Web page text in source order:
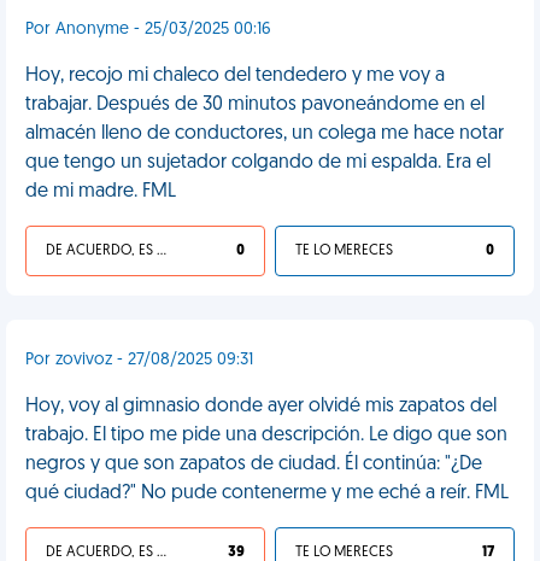
Por Anonyme - 25/03/2025 00:16
Hoy, recojo mi chaleco del tendedero y me voy a
trabajar. Después de 30 minutos pavoneándome en el
almacén lleno de conductores, un colega me hace notar
que tengo un sujetador colgando de mi espalda. Era el
de mi madre. FML
DE ACUERDO, ES UNA VIDA HP 0 TE LO MERECES 0
Por zovivoz - 27/08/2025 09:31
Hoy, voy al gimnasio donde ayer olvidé mis zapatos del
trabajo. El tipo me pide una descripción. Le digo que son
negros y que son zapatos de ciudad. Él continúa: "¿De
qué ciudad?" No pude contenerme y me eché a reír. FML
DE ACUERDO, ES UNA VIDA HP 39 TE LO MERECES 17